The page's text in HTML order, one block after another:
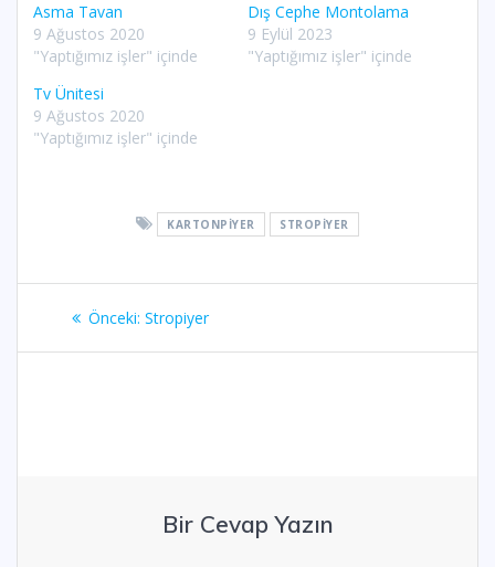
Asma Tavan
9 Ağustos 2020
"Yaptığımız işler" içinde
Dış Cephe Montolama
9 Eylül 2023
"Yaptığımız işler" içinde
Tv Ünitesi
9 Ağustos 2020
"Yaptığımız işler" içinde
KARTONPIYER STROPIYER
Yazı
gezinmesi
Önceki: Önceki
Stropiyer
Bir Cevap Yazın